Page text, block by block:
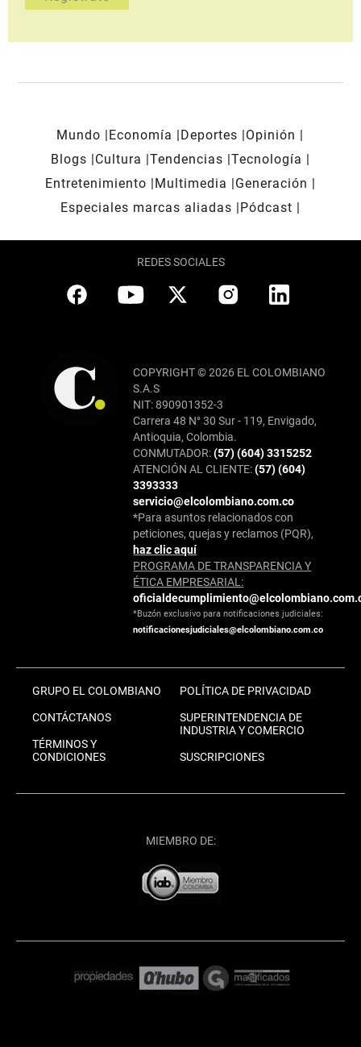
Mundo Economía Deportes
Opinión
Blogs
Cultura Tendencias Tecnología
Entretenimiento
Multimedia
Generación
Especiales marcas aliadas
Pódcast
REDES SOCIALES
COPYRIGHT © 2026 EL COLOMBIANO
S.A.S
NIT: 890901352-3
Carrera 48 N° 30 Sur - 119, Envigado,
Antioquia, Colombia.
CONMUTADOR:(57) (604) 3315252
ATENCIÓN AL CLIENTE:(57) (604)
3393333
servicio@elcolombiano.com.co
*Para asuntos relacionados con
peticiones, quejas y reclamos (PQR),
haz clic aquí
PROGRAMA DE TRANSPARENCIA Y
ÉTICA EMPRESARIAL:
*Buzón exclusivo para notificaciones judiciales:
notificacionesjudiciales@elcolombiano.com.co
GRUPO EL COLOMBIANO
CONTÁCTANOS
TÉRMINOS Y
CONDICIONES
POLÍTICA DE PRIVACIDAD
SUPERINTENDENCIA DE
INDUSTRIA Y COMERCIO
SUSCRIPCIONES
MIEMBRO DE: